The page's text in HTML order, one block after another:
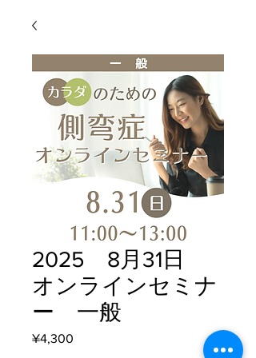
2025 8月31日
オンラインセミナ
ー 一般
¥4,300